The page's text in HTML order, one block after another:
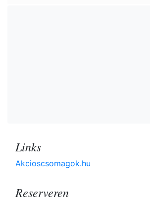
Links
Akcioscsomagok.hu
Reserveren